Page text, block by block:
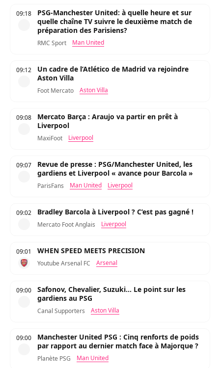
09:18
PSG-Manchester United: à quelle heure et sur
quelle chaîne TV suivre le deuxième match de
préparation des Parisiens?
RMC Sport Man United
09:12
Un cadre de l’Atlético de Madrid va rejoindre
Aston Villa
Foot Mercato Aston Villa
09:08
Mercato Barça : Araujo va partir en prêt à
Liverpool
MaxiFoot Liverpool
09:07
Revue de presse : PSG/Manchester United, les
gardiens et Liverpool « avance pour Barcola »
ParisFans Man United Liverpool
09:02 Bradley Barcola à Liverpool ? C’est pas gagné !
Mercato Foot Anglais Liverpool
09:01 WHEN SPEED MEETS PRECISION
Youtube Arsenal FC Arsenal
09:00
Safonov, Chevalier, Suzuki... Le point sur les
gardiens au PSG
Canal Supporters Aston Villa
09:00
Manchester United PSG : Cinq renforts de poids
par rapport au dernier match face à Majorque ?
Planète PSG Man United